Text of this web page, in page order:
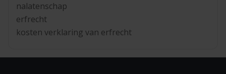
nalatenschap
erfrecht
kosten verklaring van erfrecht